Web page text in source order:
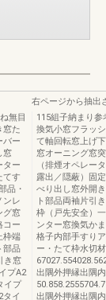
無目
窓た
バー
窓
ター
てす
品・
ンレ
グ窓
コー
枠端
部品
き窓
プA2
イプ
タイ
右ページから抽出
115組子納まり
換気小窓フラッ
て軸回転窓上げ
窓オーニング窓
（排煙オペレー
露出／隠蔽）固
べり出し窓外開
ト部品両袖片引
枠（戸先安全）
ンター窓換気か
格子内部手すり
ー・たて枠水切
出隅外押縁出隅内
出隅外押縁出隅